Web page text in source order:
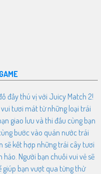
đầy thú vị với Juicy Match 2!
tươi mát từ những loại trái
giao lưu và thi đấu cùng bạn
bước vào quán nước trái
sẽ kết hợp những trái cây tươi
Người bạn chuối vui vẻ sẽ
giúp bạn vượt qua từng thử